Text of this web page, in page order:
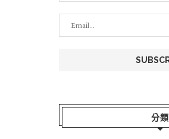
分類